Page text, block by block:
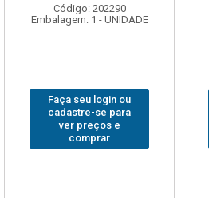
Código: 202290
Embalagem: 1 - UNIDADE
Faça seu login ou
cadastre-se para
ver preços e
comprar